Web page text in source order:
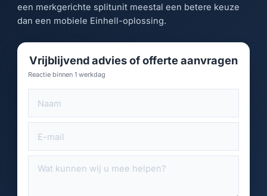
een merkgerichte splitunit meestal een betere keuze
dan een mobiele Einhell-oplossing.
Vrijblijvend advies of offerte aanvragen
Reactie binnen 1 werkdag